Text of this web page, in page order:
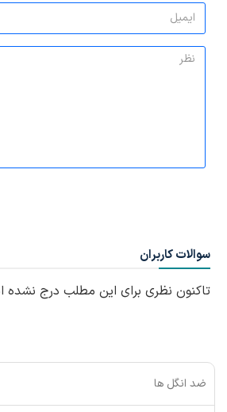
سوالات کاربران
تاکنون نظری برای این مطلب درج
ضد انگل ها